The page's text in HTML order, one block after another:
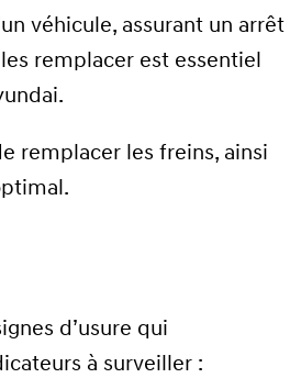
véhicule, assurant un arrêt
remplacer est essentiel
remplacer les freins, ainsi
d’usure qui
à surveiller :